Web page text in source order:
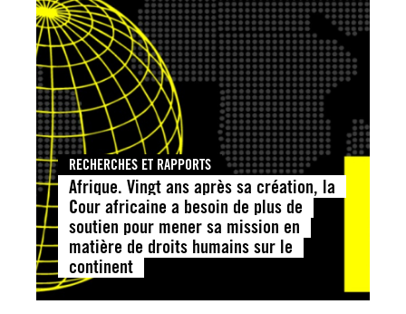
RECHERCHES ET RAPPORTS
Afrique. Vingt ans après sa création, la
Cour africaine a besoin de plus de
soutien pour mener sa mission en
matière de droits humains sur le
continent